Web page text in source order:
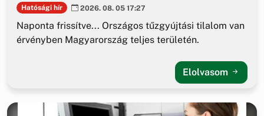
Hatósági hír 2026. 08. 05 17:27
Naponta frissítve... Országos tűzgyújtási tilalom van
érvényben Magyarország teljes területén.
Elolvasom